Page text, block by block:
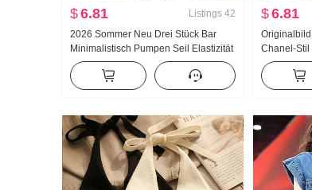
$6.81 Listings 42
2026 Sommer Neu Drei Stück Bar
Minimalistisch Pumpen Seil Elastizität
Freizeit Vielseitig kombinierbar
Freizeit Cargo-Hose Damen
$6.81
Chanel-Stil